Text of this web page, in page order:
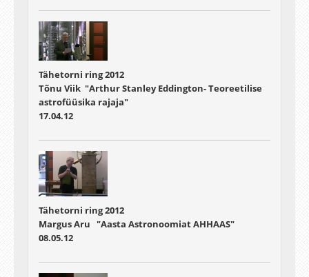
Tähetorni ring 2012
Tõnu Viik "Arthur Stanley Eddington- Teoreetilise
astrofüüsika rajaja"
17.04.12
Tähetorni ring 2012
Margus Aru "Aasta Astronoomiat AHHAAS"
08.05.12